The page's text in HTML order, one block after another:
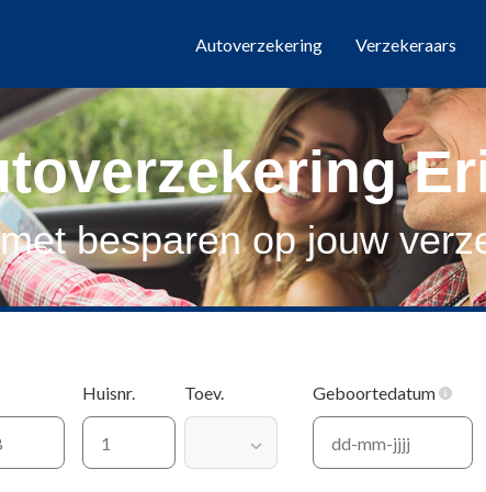
Autoverzekering Verzekeraars
besparen op jouw
Huisnr. Toev.
Geboortedatum